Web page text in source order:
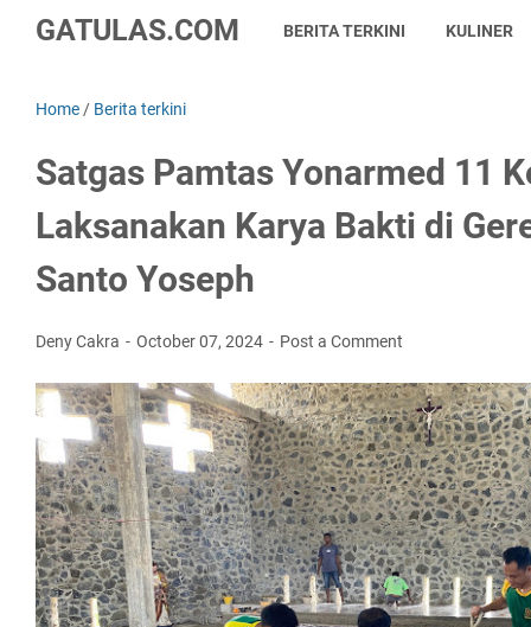
GATULAS.COM BERITA TERKINI KULINER
Home / Berita terkini
Satgas Pamtas Yonarmed 11
Laksanakan Karya Bakti di
Santo Yoseph
Deny Cakra October 07, 2024 Post a Comment